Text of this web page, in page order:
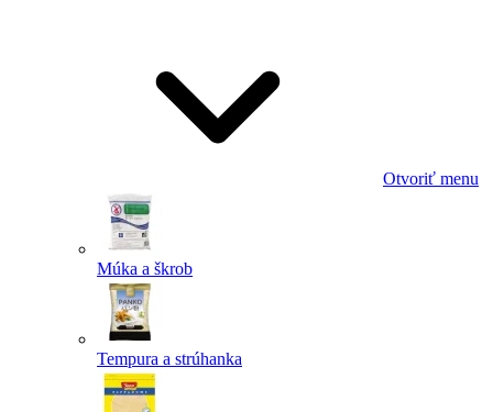
Otvoriť menu
Múka a škrob
Tempura a strúhanka
Powered by chaterimo